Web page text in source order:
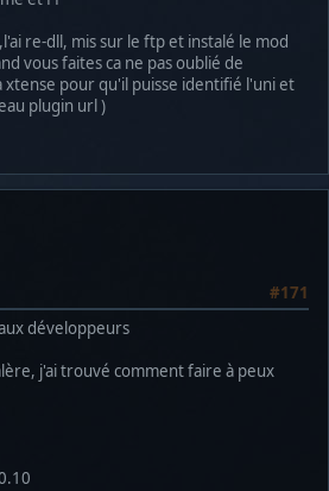
re-dll, mis sur le ftp et instalé le mod
vous faites ca ne pas oublié de
xtense pour qu'il puisse identifié l'uni et
plugin url )
#171
développeurs
j'ai trouvé comment faire à peux